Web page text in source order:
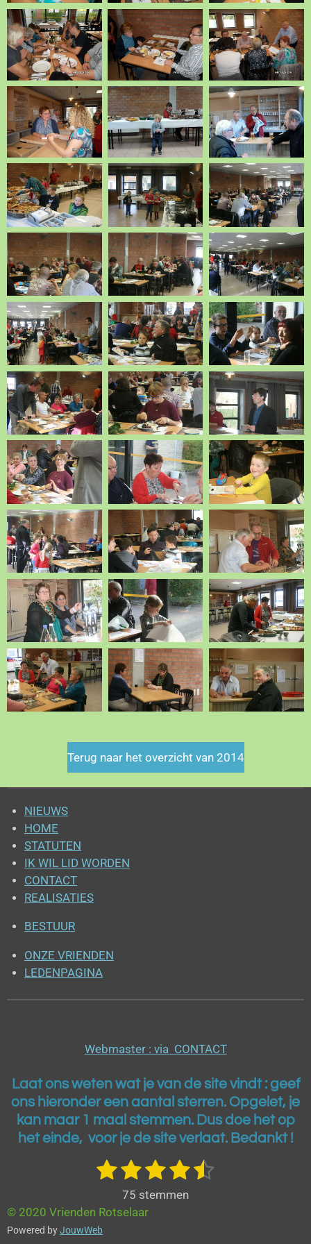
Terug naar het overzicht van 2014
NIEUWS
HOME
STATUTEN
IK WIL LID WORDEN
CONTACT
REALISATIES
BESTUUR
ONZE VRIENDEN
LEDENPAGINA
Webmaster : via CONTACT
Laat ons weten wat je van de site vindt : geef
ons hieronder een aantal sterren. Opgelet, je
kan maar 1 maal stemmen. Dus doe het op
het einde, voor je de site verlaat. Bedankt !
i
n
1
t
e
2
s
t
3
s
t
4
s
5
75 stemmen
© 2020 Vrienden Rotselaar
Powered byJouwWeb